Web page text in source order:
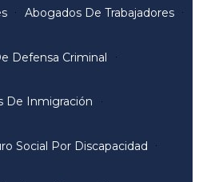
Abogados De Trabajadores
Defensa Criminal
De Inmigración
Social Por Discapacidad